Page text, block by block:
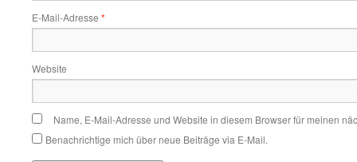
E-Mail-Adresse *
Website
Name, E-Mail-Adresse und Website in diesem Browser für meinen
Benachrichtige mich über neue Beiträge via E-Mail.